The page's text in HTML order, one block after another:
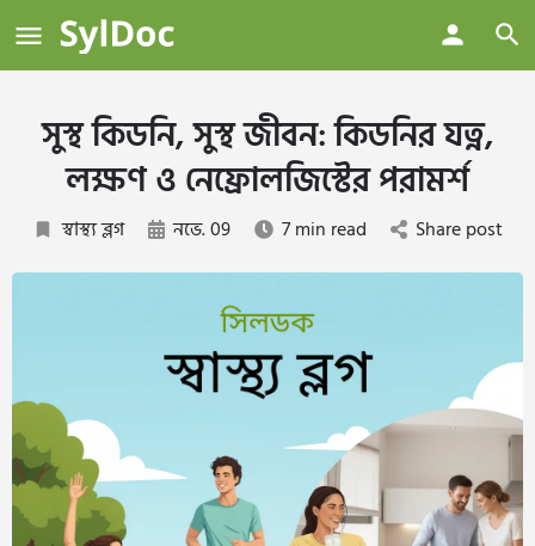
সুস্থ কিডনি, সুস্থ জীবন: কিডনির যত্ন,
লক্ষণ ও নেফ্রোলজিস্টের পরামর্শ
স্বাস্থ্য ব্লগ নভে. 09 7 min read Share post